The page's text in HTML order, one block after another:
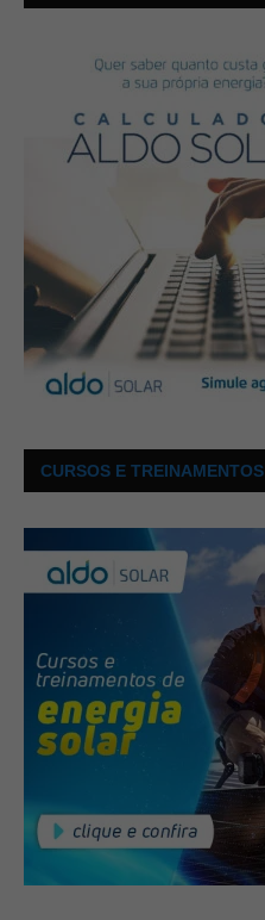
CURSOS E TREINAMENTOS